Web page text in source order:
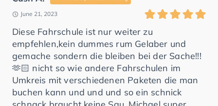
June 21, 2023
Diese Fahrschule ist nur weiter zu
empfehlen,kein dummes rum Gelaber und
gemache sondern die bleiben bei der Sache!!!
🫶🏻 nicht so wie andere Fahrschulen im
Umkreis mit verschiedenen Paketen die man
buchen kann und und und so ein schnick